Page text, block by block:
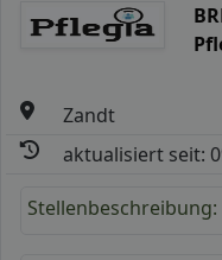
Zandt
aktualisiert seit:
Stellenbeschreibung: